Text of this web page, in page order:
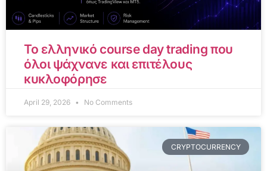
Το ελληνικό course day trading που
όλοι ψάχνανε και επιτέλους
κυκλοφόρησε
April 29, 2026 No Comments
CRYPTOCURRENCY